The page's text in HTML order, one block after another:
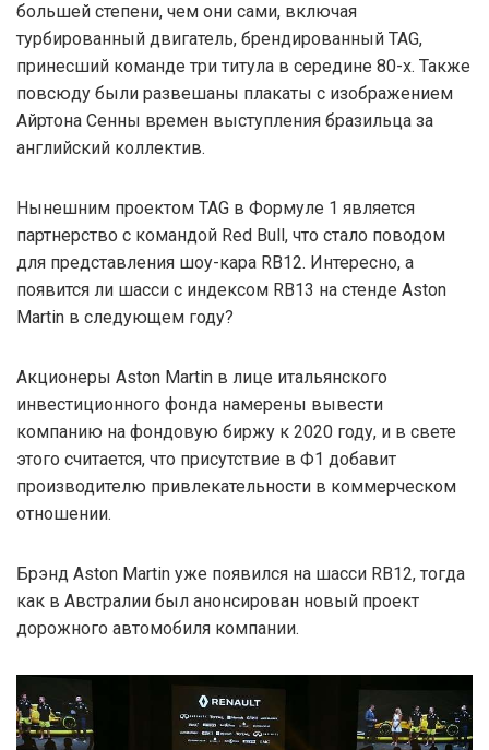
большей степени, чем они сами, включая
турбированный двигатель, брендированный TAG,
принесший команде три титула в середине 80-х. Также
повсюду были развешаны плакаты с изображением
Айртона Сенны времен выступления бразильца за
английский коллектив.
Нынешним проектом TAG в Формуле 1 является
партнерство с командой Red Bull, что стало поводом
для представления шоу-кара RB12. Интересно, а
появится ли шасси с индексом RB13 на стенде Aston
Martin в следующем году?
Акционеры Aston Martin в лице итальянского
инвестиционного фонда намерены вывести
компанию на фондовую биржу к 2020 году, и в свете
этого считается, что присутствие в Ф1 добавит
производителю привлекательности в коммерческом
отношении.
Брэнд Aston Martin уже появился на шасси RB12, тогда
как в Австралии был анонсирован новый проект
дорожного автомобиля компании.